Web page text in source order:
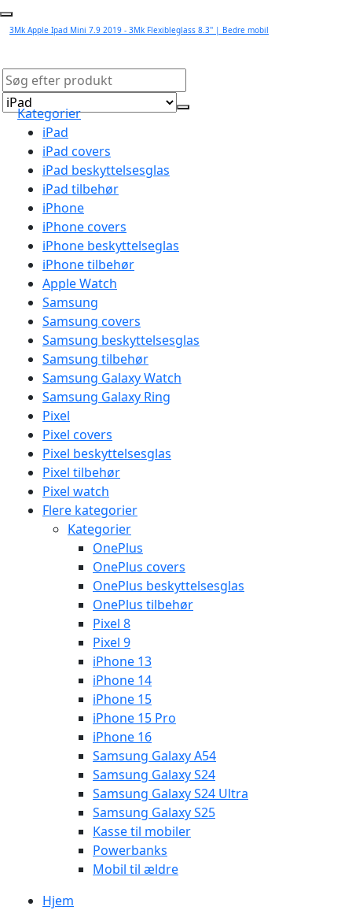
3Mk Apple Ipad Mini 7.9 2019 - 3Mk Flexibleglass 8.3'' | Bedre mobil
Kategorier
iPad
iPad covers
iPad beskyttelsesglas
iPad tilbehør
iPhone
iPhone covers
iPhone beskyttelseglas
iPhone tilbehør
Apple Watch
Samsung
Samsung covers
Samsung beskyttelsesglas
Samsung tilbehør
Samsung Galaxy Watch
Samsung Galaxy Ring
Pixel
Pixel covers
Pixel beskyttelsesglas
Pixel tilbehør
Pixel watch
Flere kategorier
Kategorier
OnePlus
OnePlus covers
OnePlus beskyttelsesglas
OnePlus tilbehør
Pixel 8
Pixel 9
iPhone 13
iPhone 14
iPhone 15
iPhone 15 Pro
iPhone 16
Samsung Galaxy A54
Samsung Galaxy S24
Samsung Galaxy S24 Ultra
Samsung Galaxy S25
Kasse til mobiler
Powerbanks
Mobil til ældre
Hjem